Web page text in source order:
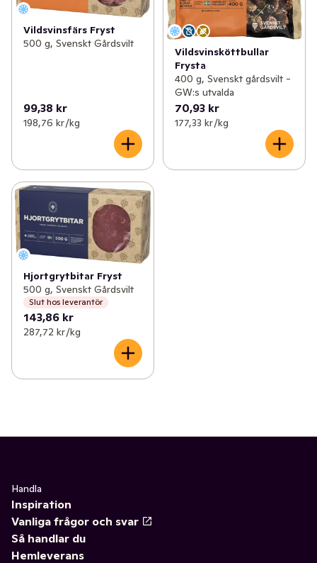
✓ (16)
✓ Per i Viken (12)
✓ Roots of Malmö
Pärlans konfektyr (5)
✓ Bosarpkyckling (4)
Gotlandschips (5)
✓ Olof Viktors (29)
Melins (18)
Vildsvinsfärs Fryst
500 g, Svenskt Gårdsvilt
99,38 kr
198,76 kr /kg
Vildsvinsköttbullar
Frysta
400 g, Svenskt gårdsvilt -
GW:s utvalda
70,93 kr
177,33 kr /kg
Hjortgrytbitar Fryst
500 g, Svenskt Gårdsvilt
Slut hos leverantör
143,86 kr
287,72 kr /kg
Handla
Inspiration
Vanliga frågor och svar
Så handlar du
Hemleverans